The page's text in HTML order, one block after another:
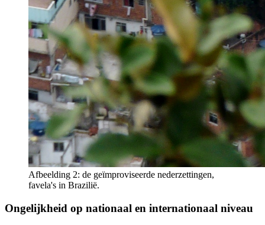
Afbeelding 2: de geïmproviseerde nederzettingen,
favela's in Brazilië.
Ongelijkheid op nationaal en internationaal niveau